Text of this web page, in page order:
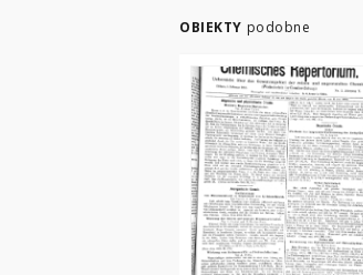
OBIEKTY podobne